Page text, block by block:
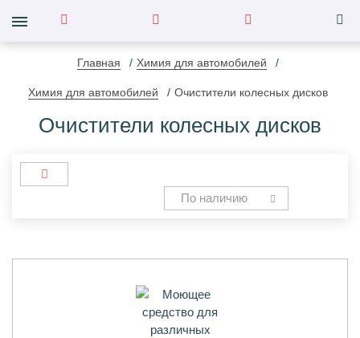
Главная Химия для автомобилей
Химия для автомобилей Очистители колесных дисков
Очистители колесных дисков
По наличию